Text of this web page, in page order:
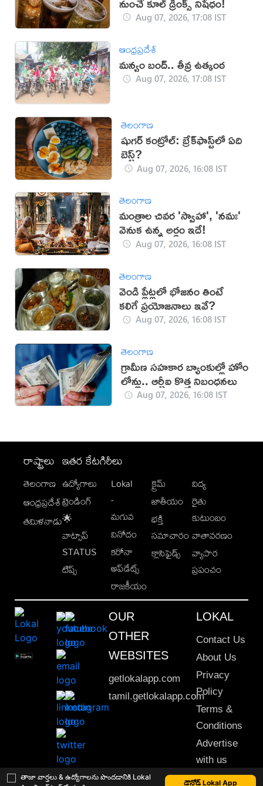
తాజా వార్తలు & ఉద్యోగాలను పొందడానికి Lokal
డౌన్లోడ్ Lokal App
Aug 07, 2026, 17:08 IST
ఆంధ్రప్రదేశ్
మన్యం బంద్.. తీవ్ర ఉత్కంఠ
Aug 07, 2026, 17:08 IST
తెలంగాణ
షుగర్ కంట్రోల్: బ్రేక్‌ఫాస్ట్‌లో ఏది
బెస్ట్?
Aug 07, 2026, 16:08 IST
తెలంగాణ
మంత్రాల చివర 'స్వాహా', 'నమః'
వెనుక ఉన్న అర్థం ఇదే!
Aug 07, 2026, 16:08 IST
తెలంగాణ
వెండి ప్లేట్లలో భోజనం తింటే
కలిగే ప్రయోజనాలు ఇవే?
Aug 07, 2026, 16:08 IST
తెలంగాణ
గ్రామీణ సహకార బ్యాంకుల్లో హోం
లోన్లు.. ఆర్బీఐ కొత్త నిబంధనలు
Aug 07, 2026, 16:08 IST
రాష్ట్రాలు
తెలంగాణ
ఆంధ్రప్రదేశ్
తమిళనాడు
ఇతర కేటగిరీలు
ఉద్యోగాలు
ట్రెండింగ్
🌟
వాట్సాప్
STATUS
టిప్స్
Lokal
-
మగువ
వినోదం
కరోనా
అప్‌డేట్స్
రాజకీయం
క్రైమ్
జాతీయం
భక్తి
సమాచారం
క్లాసిఫైడ్స్
విద్య
రైతు
కుటుంబం
వాతావరణం
వ్యాపార
ప్రపంచం
OUR
OTHER
WEBSITES
getlokalapp.com
tamil.getlokalapp.com
LOKAL
Contact Us
About Us
Privacy
Policy
Terms &
Conditions
Advertise
with us
Sitemap